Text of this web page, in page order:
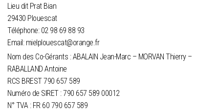
Lieu dit Prat Bian
29430 Plouescat
Téléphone: 02 98 69 88 93
Email: mielplouescat@orange.fr
Nom des Co-Gérants : ABALAIN Jean-Marc – MORVAN Thierry –
RABALLAND Antoine
RCS BREST 790 657 589
Numéro de SIRET : 790 657 589 00012
N° TVA : FR 60 790 657 589